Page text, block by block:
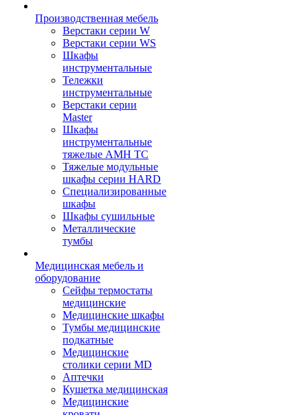
Производственная мебель
Верстаки серии W
Верстаки серии WS
Шкафы
инструментальные
Тележки
инструментальные
Верстаки серии
Master
Шкафы
инструментальные
тяжелые AMH TC
Тяжелые модульные
шкафы серии HARD
Cпециализированные
шкафы
Шкафы сушильные
Металлические
тумбы
Медицинская мебель и
оборудование
Сейфы термостаты
медицинские
Медицинские шкафы
Тумбы медицинские
подкатные
Медицинские
столики серии MD
Аптечки
Кушетка медицинская
Медицинские